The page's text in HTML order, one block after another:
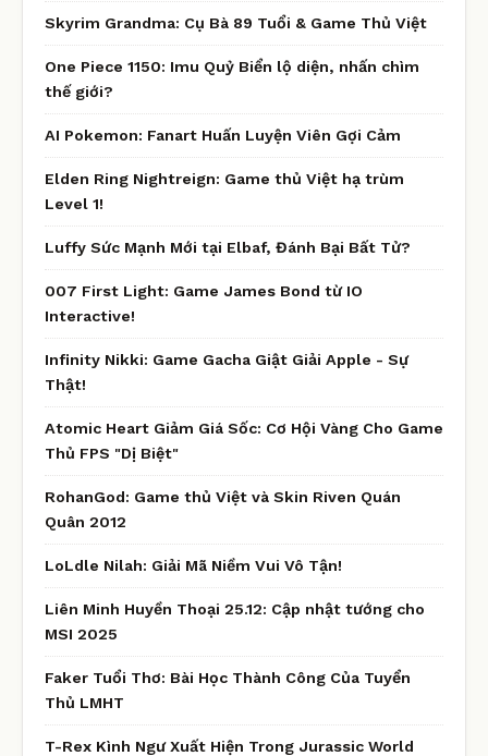
Skyrim Grandma: Cụ Bà 89 Tuổi & Game Thủ Việt
One Piece 1150: Imu Quỷ Biển lộ diện, nhấn chìm
thế giới?
AI Pokemon: Fanart Huấn Luyện Viên Gợi Cảm
Elden Ring Nightreign: Game thủ Việt hạ trùm
Level 1!
Luffy Sức Mạnh Mới tại Elbaf, Đánh Bại Bất Tử?
007 First Light: Game James Bond từ IO
Interactive!
Infinity Nikki: Game Gacha Giật Giải Apple - Sự
Thật!
Atomic Heart Giảm Giá Sốc: Cơ Hội Vàng Cho Game
Thủ FPS "Dị Biệt"
RohanGod: Game thủ Việt và Skin Riven Quán
Quân 2012
LoLdle Nilah: Giải Mã Niềm Vui Vô Tận!
Liên Minh Huyền Thoại 25.12: Cập nhật tướng cho
MSI 2025
Faker Tuổi Thơ: Bài Học Thành Công Của Tuyển
Thủ LMHT
T-Rex Kình Ngư Xuất Hiện Trong Jurassic World